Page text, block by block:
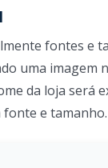
fontes e
uma imagem
da loja será
e tamanho.